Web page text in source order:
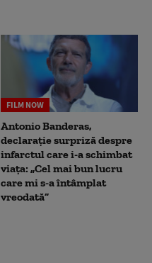
FILM NOW
Antonio Banderas,
declarație surpriză despre
infarctul care i-a schimbat
viața: „Cel mai bun lucru
care mi s-a întâmplat
vreodată”